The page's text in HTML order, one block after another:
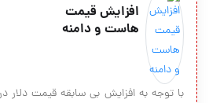
افزايش قيمت
هاست و دامنه
با توجه به افزايش بي سابقه قيمت دلار